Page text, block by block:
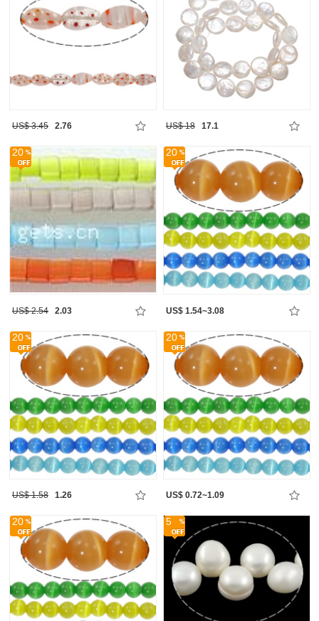
US$ 3.45 2.76 US$ 18 17.1
20
US$ 2.54 2.03
20
US$ 1.54~3.08
20
US$ 1.58 1.26
20
US$ 0.72~1.09
20 5